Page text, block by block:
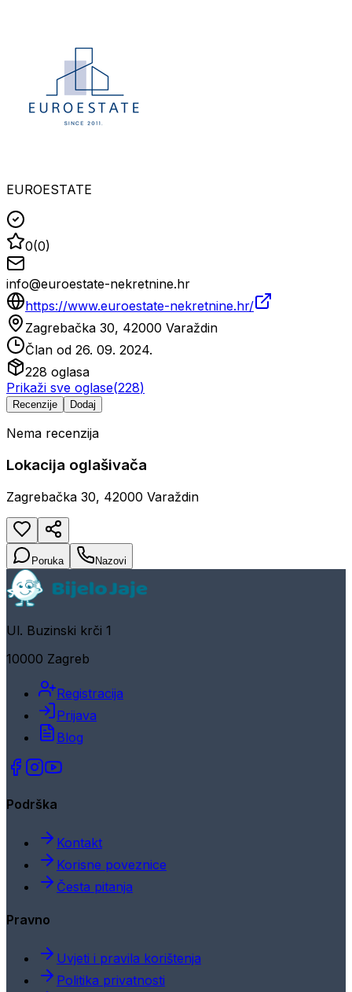
EUROESTATE
0(0)
info@euroestate-nekretnine.hr
https://www.euroestate-nekretnine.hr/
Zagrebačka 30, 42000 Varaždin
Član od 26. 09. 2024.
228 oglasa
Prikaži sve oglase(228)
Recenzije Dodaj
Nema recenzija
Lokacija oglašivača
Zagrebačka 30, 42000 Varaždin
Poruka Nazovi
Ul. Buzinski krči 1
10000 Zagreb
Registracija
Prijava
Blog
Podrška
Kontakt
Korisne poveznice
Česta pitanja
Pravno
Uvjeti i pravila korištenja
Politika privatnosti